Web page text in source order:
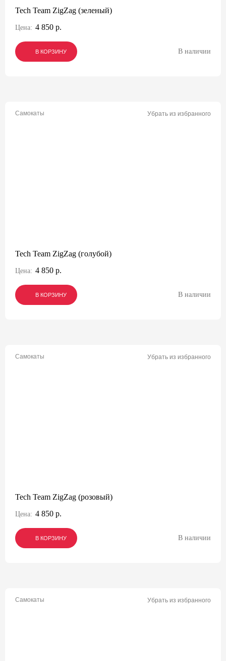
Tech Team ZigZag (зеленый)
Цена: 4 850 р.
В КОРЗИНУ
В КОРЗИНУ
В КОРЗИНУ В наличии
Самокаты Убрать из избранного
Tech Team ZigZag (голубой)
Цена: 4 850 р.
В КОРЗИНУ
В КОРЗИНУ
В КОРЗИНУ В наличии
Самокаты Убрать из избранного
Tech Team ZigZag (розовый)
Цена: 4 850 р.
В КОРЗИНУ
В КОРЗИНУ
В КОРЗИНУ В наличии
Самокаты Убрать из избранного